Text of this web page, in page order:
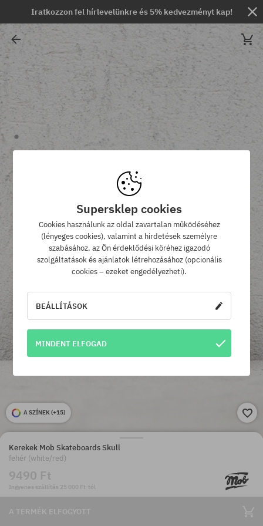
Iratkozzon fel hírlevelünkre és 5% kedvezményt kap!
A SZÍNEK (+15)
Kerekek Mob Skateboards Skull
fehér (white/red)
9490 Ft
Ingyenes szállítás 25 000 Ft-tól
A TERMÉK ELFOGYOTT
Supersklep cookies
Cookies használunk az oldal zavartalan működéséhez
(lényeges cookies), valamint a hirdetések személyre
szabásához, az Ön érdeklődési köréhez igazodó
szolgáltatások és ajánlatok létrehozásához (opcionális
cookies – ezeket engedélyezheti).
BEÁLLÍTÁSOK
MINDENT ELFOGAD